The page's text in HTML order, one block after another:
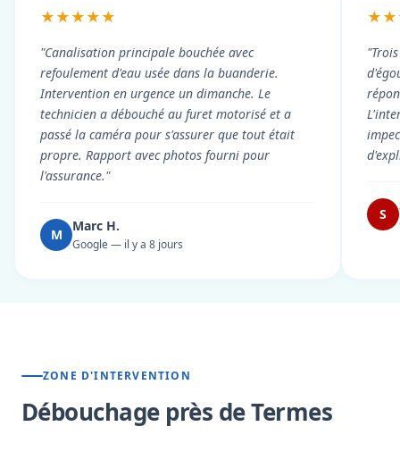
★★★★★
"Canalisation principale bouchée avec
refoulement d'eau usée dans la buanderie.
Intervention en urgence un dimanche. Le
technicien a débouché au furet motorisé et a
passé la caméra pour s'assurer que tout était
propre. Rapport avec photos fourni pour
l'assurance."
M
Marc H.
Google — il y a 8 jours
S
ZONE D'INTERVENTION
Débouchage près de Termes